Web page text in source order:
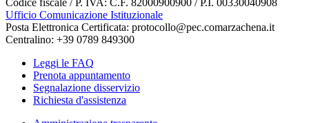
Codice fiscale / P. IVA: C.F. 82000900900 / P.I. 00330040908
Ufficio Comunicazione Istituzionale
Posta Elettronica Certificata: protocollo@pec.comarzachena.it
Centralino: +39 0789 849300
Leggi le FAQ
Prenota appuntamento
Segnalazione disservizio
Richiesta d'assistenza